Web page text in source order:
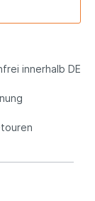
innerhalb DE